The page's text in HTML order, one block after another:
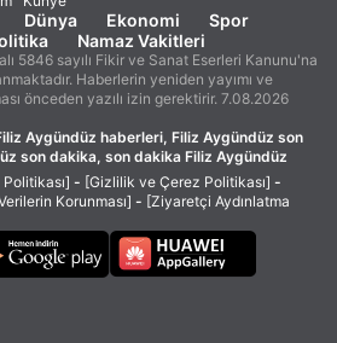
Dünya Ekonomi
Spor
Namaz Vakitleri
5846 sayılı Fikir ve Sanat Eserleri Kanunu'na
Haberlerin yeniden yayımı ve
önceden yazılı izin gerektirir. 7.08.2026
Aygündüz haberleri, Filiz Aygündüz son
son dakika, son dakika Filiz Aygündüz
- [Gizlilik ve Çerez Politikası] -
Korunması] - [Ziyaretçi Aydınlatma